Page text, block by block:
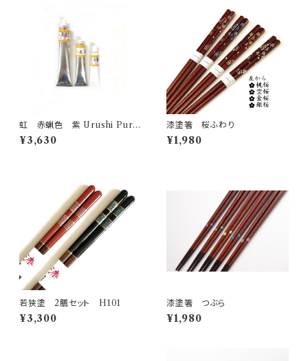
虹 赤蝋色 紫 Urushi Purpl
e 50g
¥3,630
漆塗箸 桜ふわり
¥1,980
若狭塗 2膳セット H101
¥3,300
漆塗箸 つぶら
¥1,980